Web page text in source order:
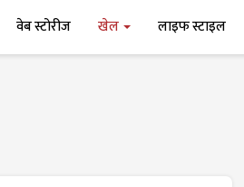
वेब स्टोरीज खेल लाइफ स्टाइल